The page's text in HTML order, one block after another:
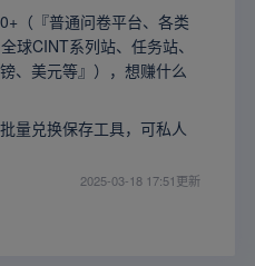
（『普通问卷平台、各类
球CINT系列站、任务站、
、美元等』），想赚什么
量兑换保存工具，可私人
2025-03-18 17:51更新